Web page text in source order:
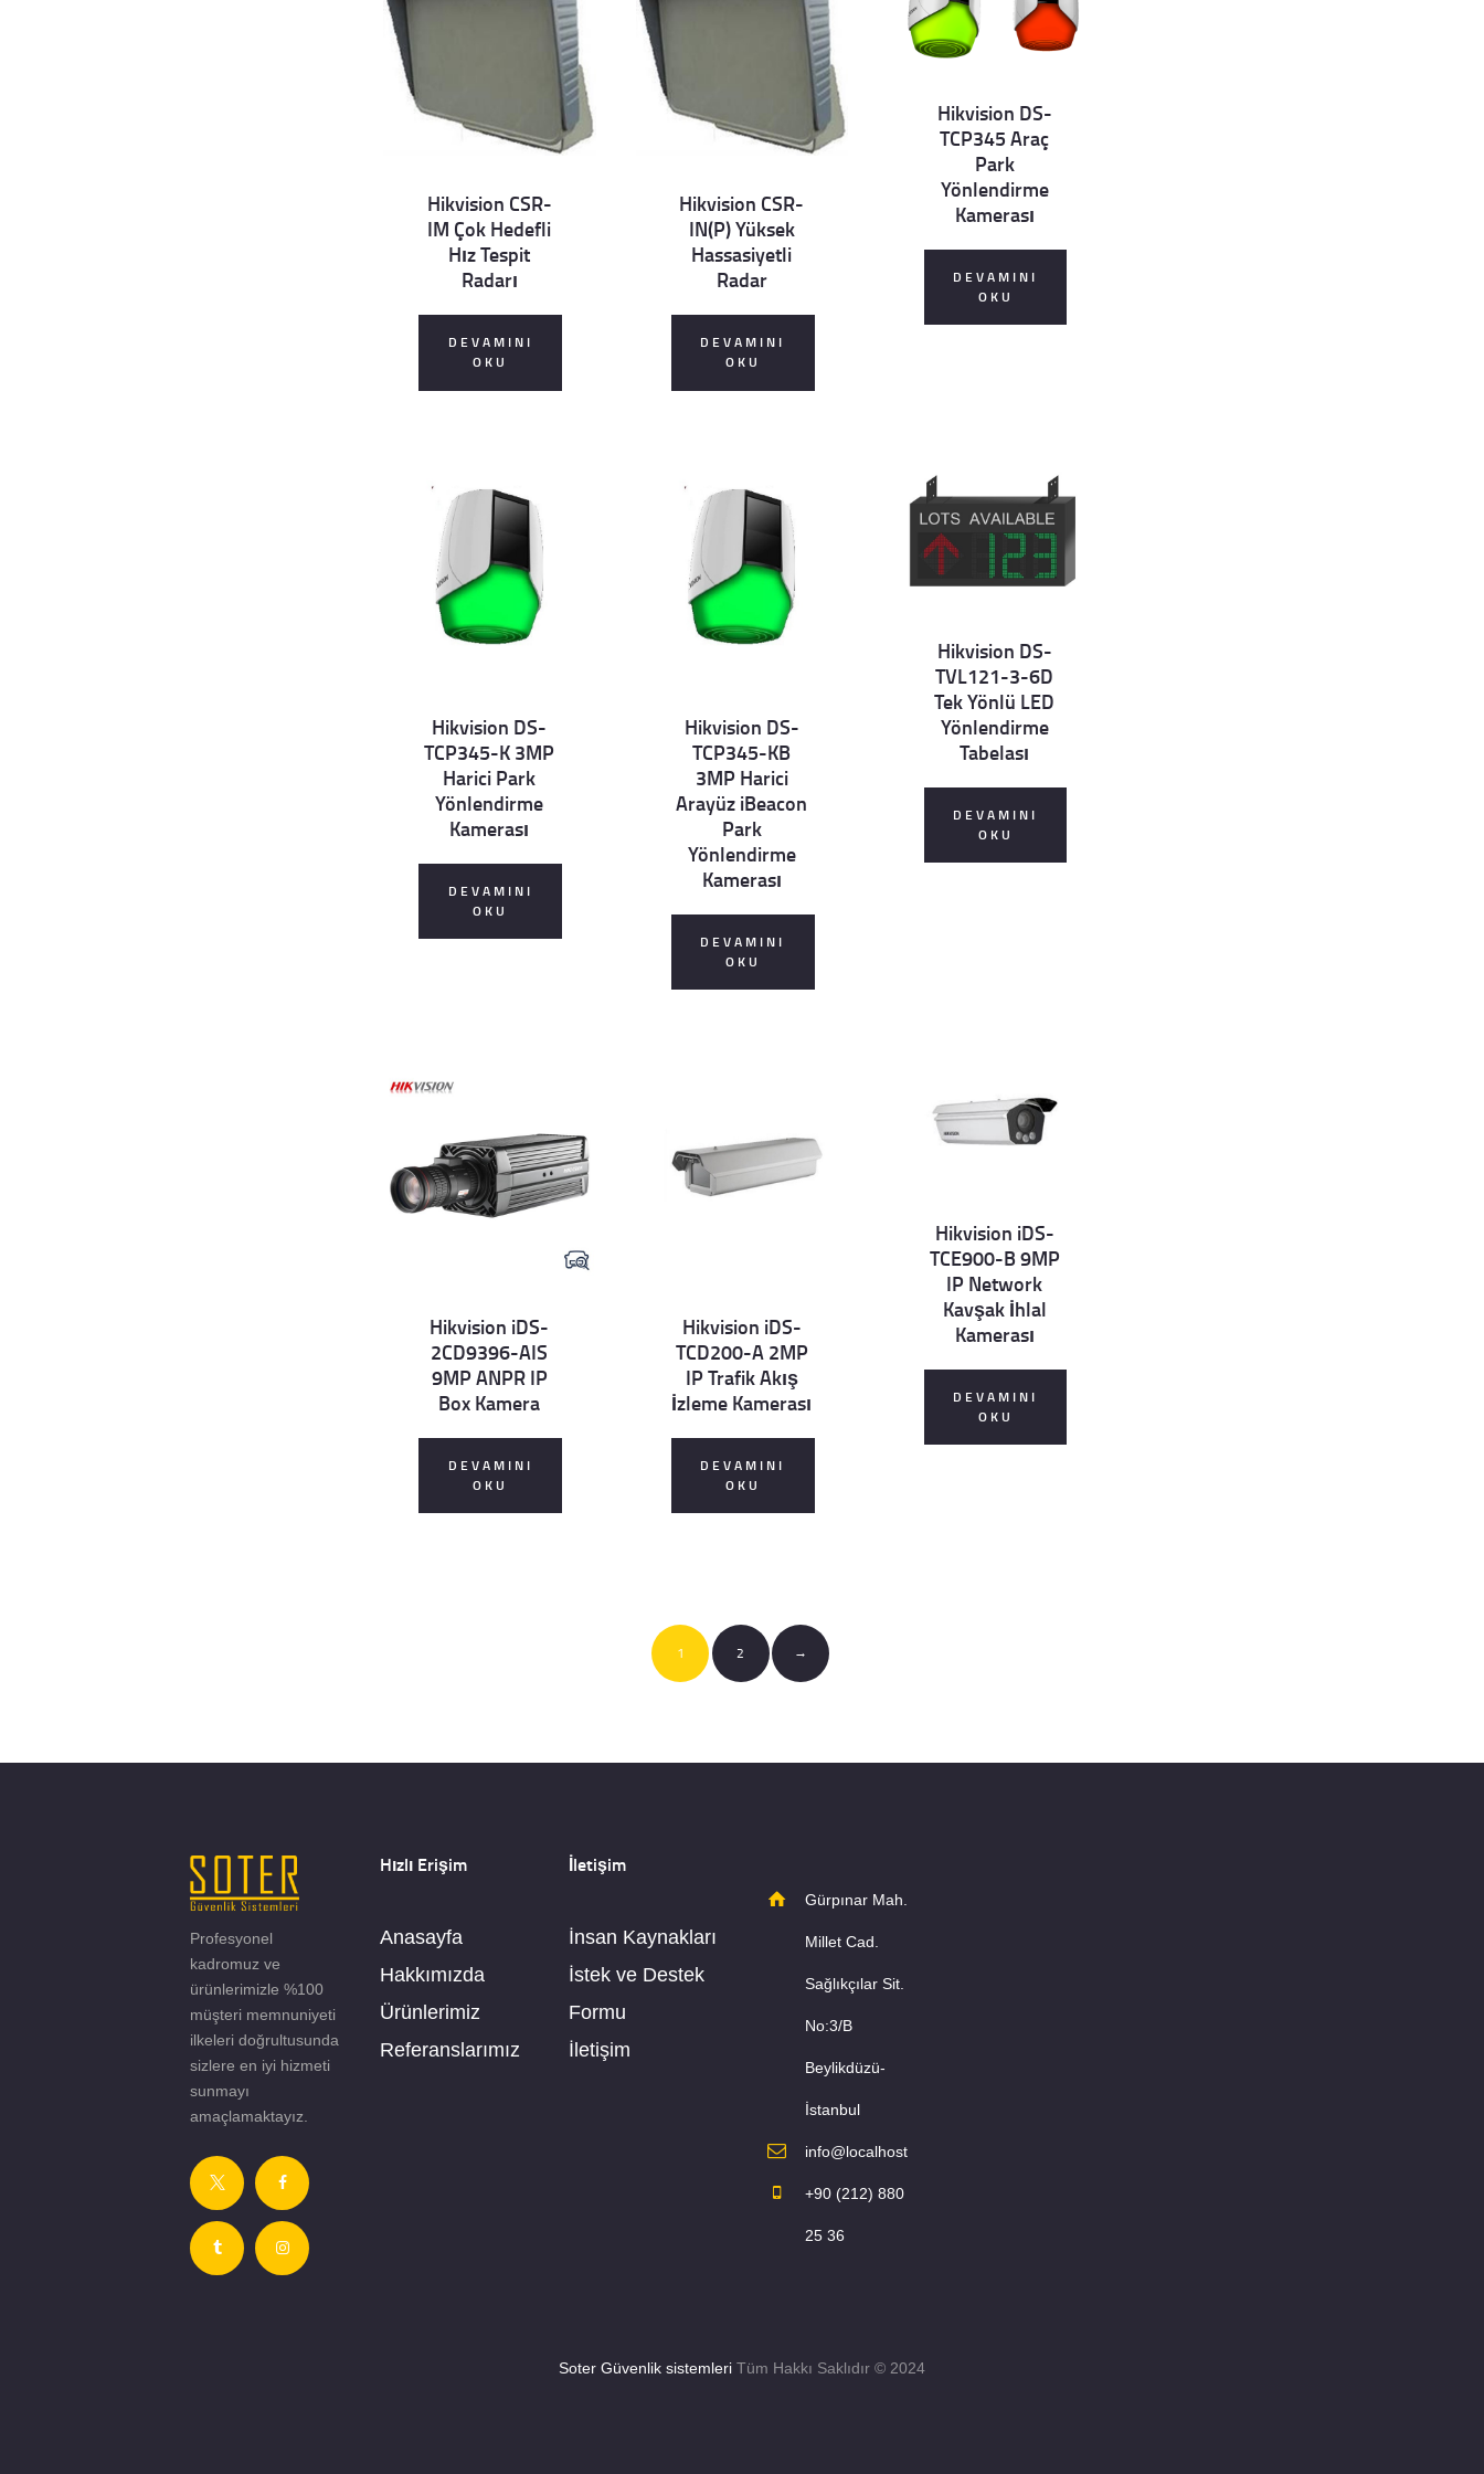
Details
Hikvision CSR-
IM Çok Hedefli
Hız Tespit
Radarı
DEVAMINI
OKU
Details
Hikvision CSR-
IN(P) Yüksek
Hassasiyetli
Radar
DEVAMINI
OKU
Details
Hikvision DS-
TCP345 Araç
Park
Yönlendirme
Kamerası
DEVAMINI
OKU
Details
Hikvision DS-
TCP345-K 3MP
Harici Park
Yönlendirme
Kamerası
DEVAMINI
OKU
Details
Hikvision DS-
TCP345-KB
3MP Harici
Arayüz iBeacon
Park
Yönlendirme
Kamerası
DEVAMINI
OKU
Details
Hikvision DS-
TVL121-3-6D
Tek Yönlü LED
Yönlendirme
Tabelası
DEVAMINI
OKU
Details
Hikvision iDS-
2CD9396-AIS
9MP ANPR IP
Box Kamera
DEVAMINI
OKU
Details
Hikvision iDS-
TCD200-A 2MP
IP Trafik Akış
İzleme Kamerası
DEVAMINI
OKU
Details
Hikvision iDS-
TCE900-B 9MP
IP Network
Kavşak İhlal
Kamerası
DEVAMINI
OKU
1 2 →
Profesyonel
kadromuz ve
ürünlerimizle %100
müşteri memnuniyeti
ilkeleri doğrultusunda
sizlere en iyi hizmeti
sunmayı
amaçlamaktayız.
Hızlı Erişim
Anasayfa
Hakkımızda
Ürünlerimiz
Referanslarımız
İletişim
İnsan Kaynakları
İstek ve Destek
Formu
İletişim
Gürpınar Mah.
Millet Cad.
Sağlıkçılar Sit.
No:3/B
Beylikdüzü-
İstanbul
info@localhost
+90 (212) 880
25 36
Soter Güvenlik sistemleri Tüm Hakkı Saklıdır © 2024